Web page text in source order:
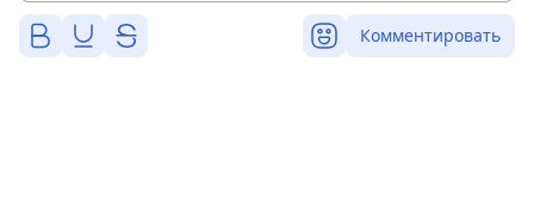
Комментировать